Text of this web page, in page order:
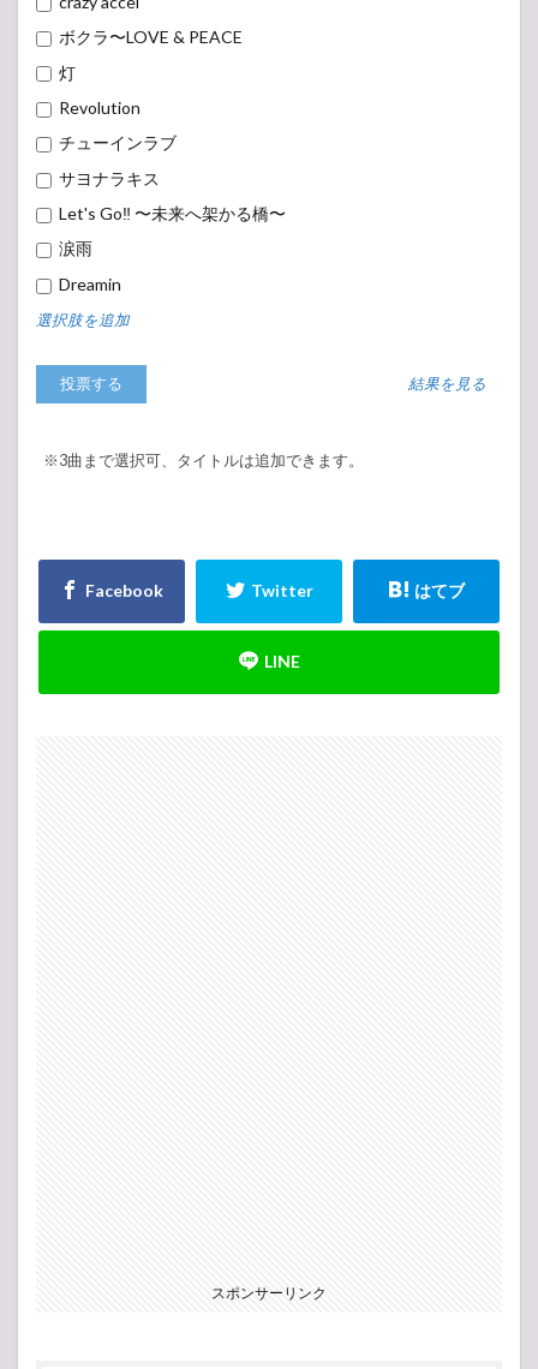
ボクラ〜LOVE & PEACE
灯
Revolution
チューインラブ
サヨナラキス
Let's Go‼︎ 〜未来へ架かる橋〜
涙雨
Dreamin
選択肢を追加
結果を見る
※3曲まで選択可、タイトルは追加できます。
スポンサーリンク